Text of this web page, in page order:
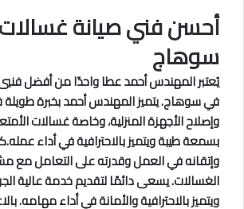
أحسن فني صيانة
سوهاج
يُعتبر المهندس أحمد عطا واحدًا من أفضل
في سوهاج. يتميز المهندس أحمد بخبرة
وإصلاح الأجهزة المنزلية، وخاصة غسالات
بسمعة طيبة ويتميز بالاحترافية في أداء
وإتقانه في العمل وقدرته على التعامل مع
الغسالات. يسعى دائمًا لتقديم خدمة عالية
ويتميز بالاحترافية والأمانة في أداء مهامه.